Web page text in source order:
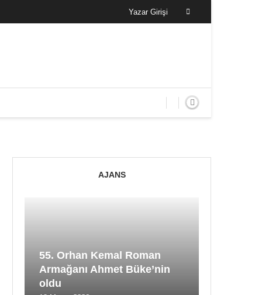
Yazar Girişi
AJANS
55. Orhan Kemal Roman
Armağanı Ahmet Büke’nin
oldu